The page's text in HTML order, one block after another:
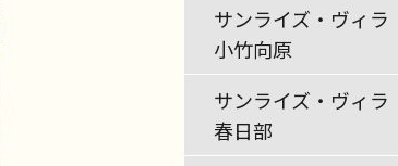
サンライズ・ヴィラ
小竹向原
サンライズ・ヴィラ
春日部